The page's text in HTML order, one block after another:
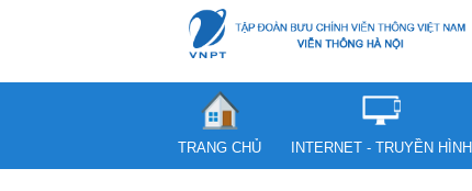
TRANG CHỦ INTERNET - TRUYỀN HÌNH